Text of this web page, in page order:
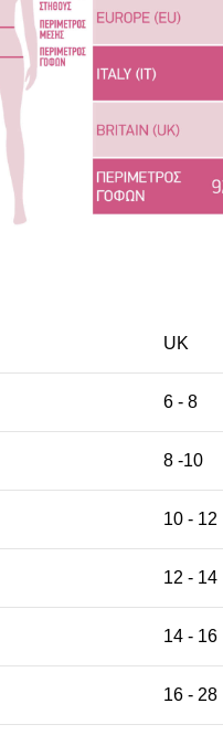
UK
6 - 8
8 -10
10 - 12
12 - 14
14 - 16
16 - 28